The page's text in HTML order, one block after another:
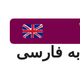
ترجمه کلمه Agree به فارسی